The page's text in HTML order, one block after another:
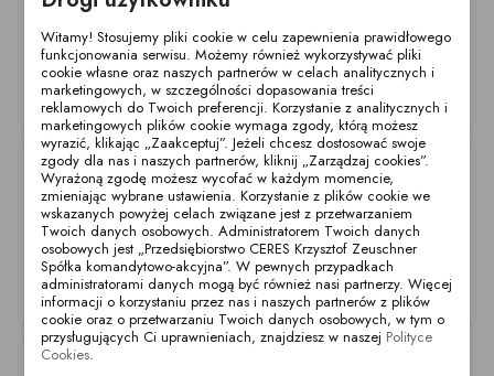
Wąż SS 1/2 L750mm
25/25
SL-CRG2501307 SL-CRG2501302
Przewód SS 1/2
L1500mm 25/25
Wąż SS 1/2 L1000mm
25/25
Wąż SS 1/2 L1250mm
25/25
Witamy! Stosujemy pliki cookie w celu zapewnienia prawidłowego
funkcjonowania serwisu. Możemy również wykorzystywać pliki
cookie własne oraz naszych partnerów w celach analitycznych i
marketingowych, w szczególności dopasowania treści
reklamowych do Twoich preferencji. Korzystanie z analitycznych i
marketingowych plików cookie wymaga zgody, którą możesz
wyrazić, klikając „Zaakceptuj”. Jeżeli chcesz dostosować swoje
zgody dla nas i naszych partnerów, kliknij „Zarządzaj cookies”.
Wyrażoną zgodę możesz wycofać w każdym momencie,
zmieniając wybrane ustawienia. Korzystanie z plików cookie we
wskazanych powyżej celach związane jest z przetwarzaniem
Twoich danych osobowych. Administratorem Twoich danych
osobowych jest „Przedsiębiorstwo CERES Krzysztof Zeuschner
Spółka komandytowo-akcyjna”. W pewnych przypadkach
administratorami danych mogą być również nasi partnerzy. Więcej
informacji o korzystaniu przez nas i naszych partnerów z plików
cookie oraz o przetwarzaniu Twoich danych osobowych, w tym o
przysługujących Ci uprawnieniach, znajdziesz w naszej Polityce
Cookies.